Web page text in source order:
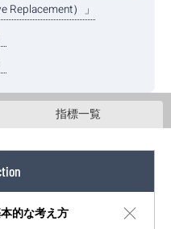
的な考え方
Replacement）」
指標一覧